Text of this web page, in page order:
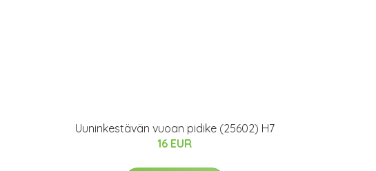
Uuninkestävän vuoan pidike (25602) H7
16 EUR